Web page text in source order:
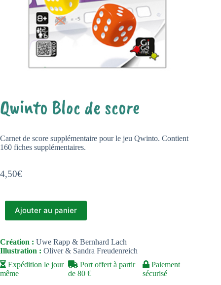
Qwinto Bloc de score
4,50€
Carnet de score supplémentaire pour le jeu Qwinto. Contient
160 fiches supplémentaires.
Ajouter au panier
Expédition le jour
même
Port offert à partir
de 80 €
Paiement
sécurisé
Création : Uwe Rapp & Bernhard Lach
Illustration : Oliver & Sandra Freudenreich